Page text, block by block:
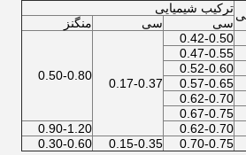
ترکیب شیمیایی
سی
سی
منگنز
0.42-0.50
0.17-0.37
0.50-0.80
0.47-0.55
0.52-0.60
0.57-0.65
0.62-0.70
0.67-0.75
0.62-0.70
0.90-1.20
0.70-0.75
0.15-0.35
0.30-0.60